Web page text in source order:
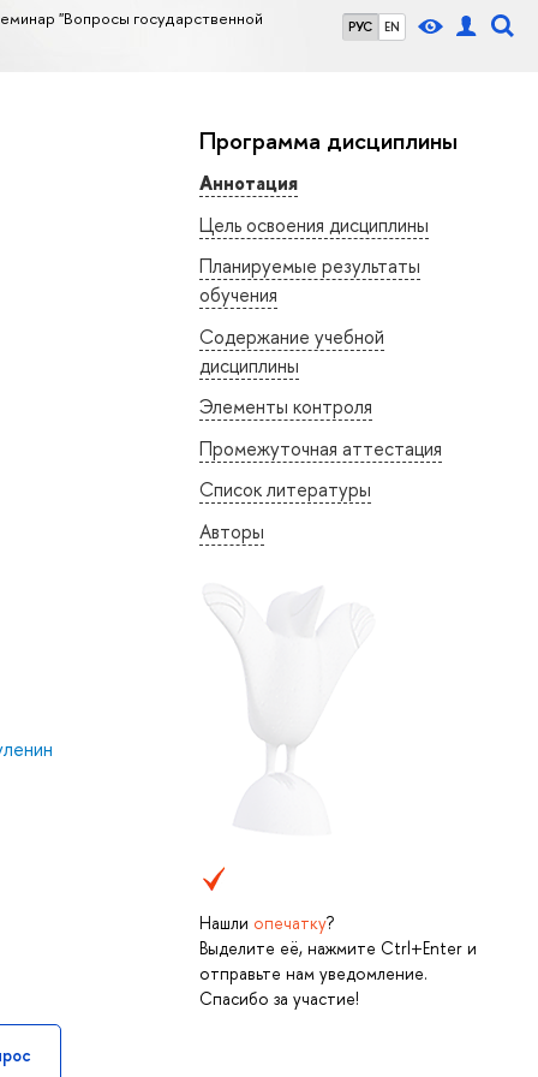
РУС EN
"Вопросы государственной
Программа дисциплины
Аннотация
Цель освоения дисциплины
Планируемые результаты
обучения
Содержание учебной
дисциплины
Элементы контроля
Промежуточная аттестация
Список литературы
Авторы
Нашли опечатку?
Выделите её, нажмите Ctrl+Enter и
отправьте нам уведомление.
Спасибо за участие!